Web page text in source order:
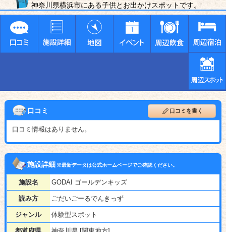
神奈川県横浜市にある子供とお出かけスポットです。
口コミ 口コミを書く
口コミ情報はありません。
施設詳細※最新データは公式ホームページでご確認ください。
施設名 GODAI ゴールデンキッズ
読み方 ごだいごーるでんきっず
ジャンル 体験型スポット